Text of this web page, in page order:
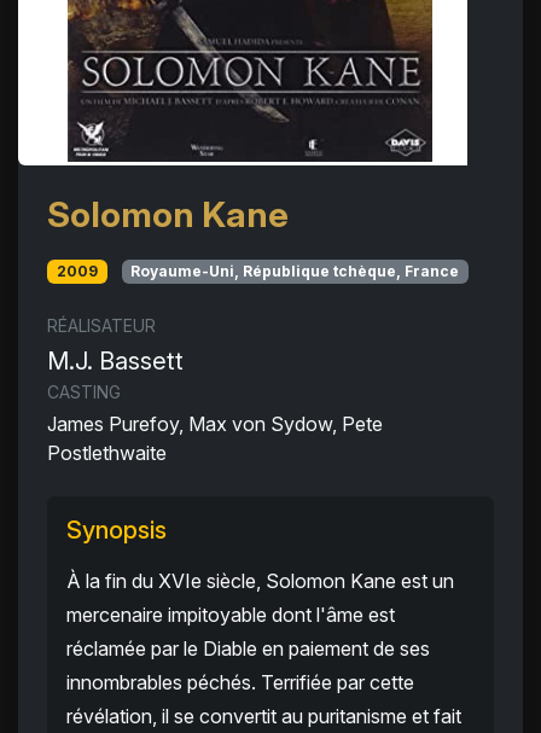
Solomon Kane
2009 Royaume-Uni, République tchèque, France
RÉALISATEUR
M.J. Bassett
CASTING
James Purefoy, Max von Sydow, Pete
Postlethwaite
Synopsis
À la fin du XVIe siècle, Solomon Kane est un
mercenaire impitoyable dont l'âme est
réclamée par le Diable en paiement de ses
innombrables péchés. Terrifiée par cette
révélation, il se convertit au puritanisme et fait